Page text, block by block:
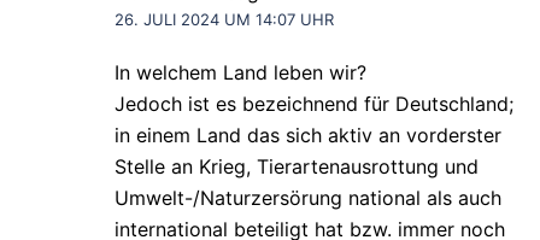
26. JULI 2024 UM 14:07 UHR
In welchem Land leben wir?
Jedoch ist es bezeichnend für Deutschland;
in einem Land das sich aktiv an vorderster
Stelle an Krieg, Tierartenausrottung und
Umwelt-/Naturzersörung national als auch
international beteiligt hat bzw. immer noch